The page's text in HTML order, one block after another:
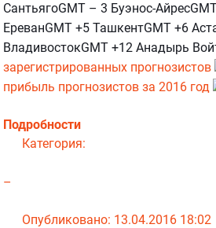
СантьягоGMT – 3 Буэнос-
ЕреванGMT +5 ТашкентGMT +6
ВладивостокGMT +12 Анадырь
зарегистрированных прогнозистов
прибыль прогнозистов за 2016 год
Подробности
Категория:
–
Опубликовано: 13.04.2016 18:02